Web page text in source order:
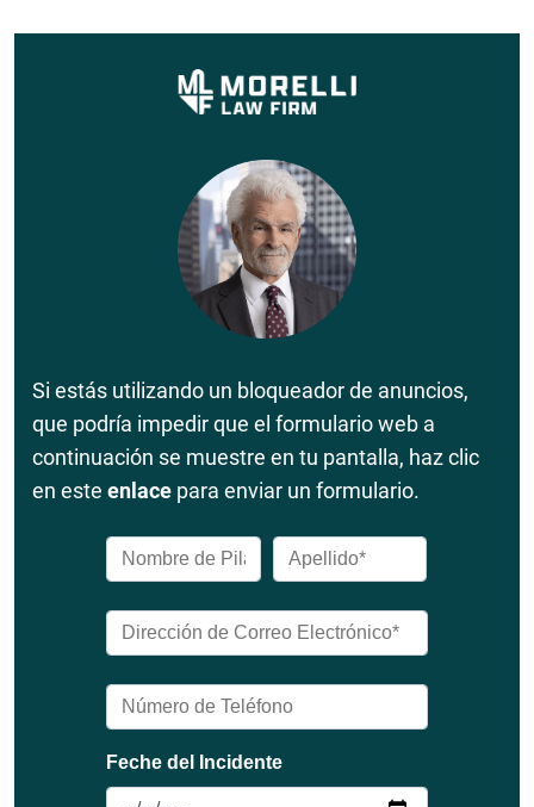
Si estás utilizando un bloqueador de anuncios,
que podría impedir que el formulario web a
continuación se muestre en tu pantalla, haz clic
en este enlace para enviar un formulario.